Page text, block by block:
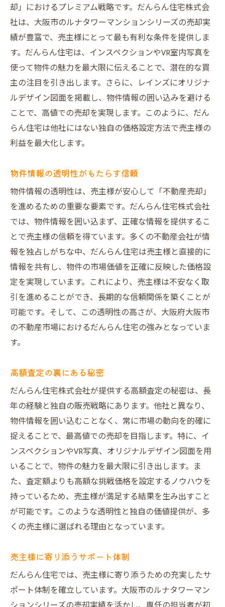
却」におけるプレミアム戦略です。だんらん住宅株式会
社は、大阪市のルナタワーマンションシリーズの売却実
績が豊富で、売主様にとって最も有利な条件を提供しま
す。だんらん住宅は、インスペクションやVR室内写真を
使って物件の魅力を最大限に伝えることで、潜在的な買
主の注目を引き出します。さらに、レインズにオリジナ
ルデザイン図面を掲載し、物件情報の囲い込みを避ける
ことで、高値での売却を実現します。このように、だん
らん住宅は他社にはない独自の価格設定方法で売主様の
利益を最大化します。
物件情報の透明性がもたらす信頼
物件情報の透明性は、売主様が安心して「不動産売却」
を進めるための重要な要素です。だんらん住宅株式会社
では、物件情報を囲い込まず、正確な情報を提供するこ
とで売主様の信頼を得ています。多くの不動産会社が情
報を独占しがちな中、だんらん住宅は売主様と直接的に
情報を共有し、物件の市場価値を正確に反映した価格設
定を実現しています。これにより、売主様は不安なく取
引を進めることができ、長期的な信頼関係を築くことが
可能です。そして、この透明性の高さが、大阪府大阪市
の不動産市場におけるだんらん住宅の強みとなっていま
す。
高額査定の裏にある秘密
だんらん住宅株式会社が提供する高額査定の秘密は、長
年の経験と独自の販売戦略にあります。他社と異なり、
物件情報を囲い込むことなく、常に市場の動向を的確に
捉えることで、最高値での売却を目指します。特に、イ
ンスペクションやVR写真、オリジナルデザイン図面を用
いることで、物件の魅力を最大限に引き出します。ま
た、査定額よりも高額な挑戦価格を設定するノウハウを
持っているため、売主様が満足する結果を生み出すこと
が可能です。このような透明性と独自の価値提供が、多
くの売主様に選ばれる理由となっています。
売主様に寄り添うサポート体制
だんらん住宅では、売主様に寄り添うための充実したサ
ポート体制を確立しています。大阪市のルナタワーマン